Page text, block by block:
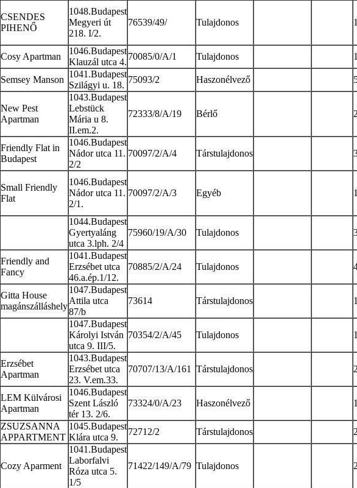
CSENDES
PIHENŐ
1048.Budapest
Megyeri út
218. I/2.
76539/49/ Tulajdonos
Cosy Apartman
1046.Budapest
Klauzál utca 4.
70085/0/A/1 Tulajdonos
Semsey Manson
1041.Budapest
Szilágyi u. 18.
75093/2 Haszonélvező
New Pest
Apartman
1043.Budapest
Lebstück
Mária u 8.
II.em.2.
72333/8/A/19 Bérlő
Friendly Flat in
Budapest
1046.Budapest
Nádor utca 11.
2/2
70097/2/A/4 Társtulajdonos
Small Friendly
Flat
1046.Budapest
Nádor utca 11.
2/1.
70097/2/A/3 Egyéb
1044.Budapest
Gyertyaláng
utca 3.lph. 2/4
75960/19/A/30 Tulajdonos
Friendly and
Fancy
1041.Budapest
Erzsébet utca
46.a.ép.1/12.
70885/2/A/24 Tulajdonos
Gitta House
magánszálláshely
1047.Budapest
Attila utca
87/b
73614 Társtulajdonos
1047.Budapest
Károlyi István
utca 9. III/5.
70354/2/A/45 Tulajdonos
Erzsébet
Apartman
1043.Budapest
Erzsébet utca
23. V.em.33.
70707/13/A/161 Társtulajdonos
LEM Külvárosi
Apartman
1046.Budapest
Szent László
tér 13. 2/6.
73324/0/A/23 Haszonélvező
ZSUZSANNA
APPARTMENT
1045.Budapest
Klára utca 9.
72712/2 Társtulajdonos
Cozy Aparment
1041.Budapest
Laborfalvi
Róza utca 5.
1/5
71422/149/A/79 Tulajdonos